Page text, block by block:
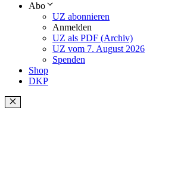
Abo
UZ abonnieren
Anmelden
UZ als PDF (Archiv)
UZ vom 7. August 2026
Spenden
Shop
DKP
Schließen